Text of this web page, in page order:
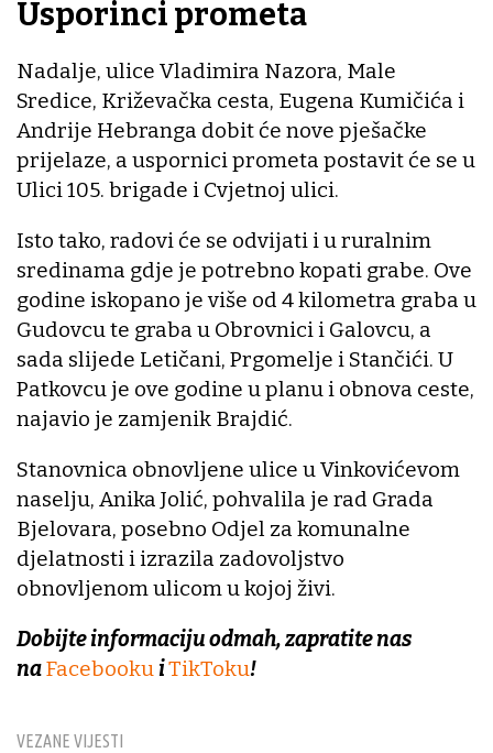
VEZANE VIJESTI
Usporinci prometa
Nadalje, ulice Vladimira Nazora, Male
Sredice, Križevačka cesta, Eugena Kumičića i
Andrije Hebranga dobit će nove pješačke
prijelaze, a uspornici prometa postavit će se u
Ulici 105. brigade i Cvjetnoj ulici.
Isto tako, radovi će se odvijati i u ruralnim
sredinama gdje je potrebno kopati grabe. Ove
godine iskopano je više od 4 kilometra graba u
Gudovcu te graba u Obrovnici i Galovcu, a
sada slijede Letičani, Prgomelje i Stančići. U
Patkovcu je ove godine u planu i obnova ceste,
najavio je zamjenik Brajdić.
Stanovnica obnovljene ulice u Vinkovićevom
naselju, Anika Jolić, pohvalila je rad Grada
Bjelovara, posebno Odjel za komunalne
djelatnosti i izrazila zadovoljstvo
obnovljenom ulicom u kojoj živi.
Dobijte informaciju odmah, zapratite nas
naFacebookuiTikToku!